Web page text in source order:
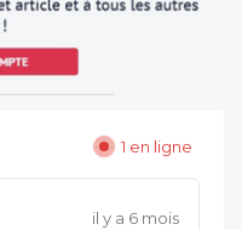
1 en ligne
il y a 6 mois